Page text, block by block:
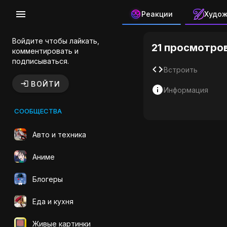
Реакции
Войдите чтобы лайкать,
комментировать и
подписываться.
ВОЙТИ
СООБЩЕСТВА
Авто и техника
Аниме
Блогеры
Еда и кухня
Живые картинки
21
Встроить
Информация